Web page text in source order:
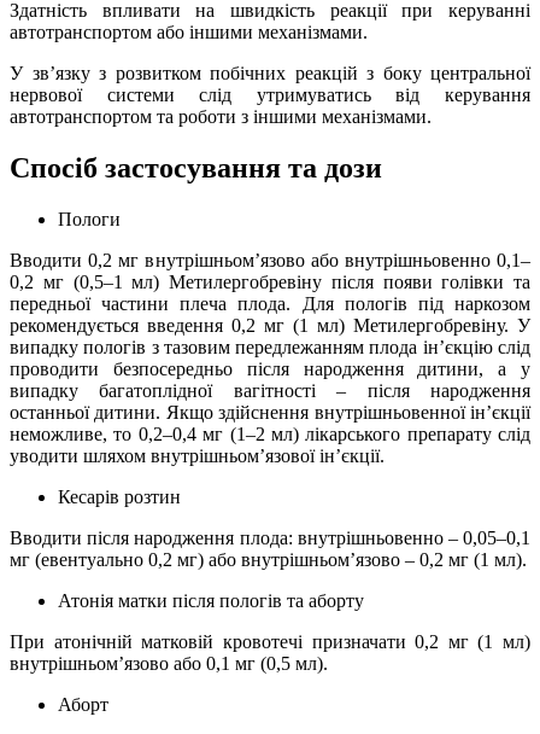
Здатність впливати на швидкість реакції при керуванні
автотранспортом або іншими механізмами.
У зв’язку з розвитком побічних реакцій з боку центральної
нервової системи слід утримуватись від керування
автотранспортом та роботи з іншими механізмами.
Спосіб застосування та дози
Пологи
Вводити 0,2 мг внутрішньом’язово або внутрішньовенно 0,1–
0,2 мг (0,5–1 мл) Метилергобревіну після появи голівки та
передньої частини плеча плода. Для пологів під наркозом
рекомендується введення 0,2 мг (1 мл) Метилергобревіну. У
випадку пологів з тазовим передлежанням плода ін’єкцію слід
проводити безпосередньо після народження дитини, а у
випадку багатоплідної вагітності – після народження
останньої дитини. Якщо здійснення внутрішньовенної ін’єкції
неможливе, то 0,2–0,4 мг (1–2 мл) лікарського препарату слід
уводити шляхом внутрішньом’язової ін’єкції.
Кесарів розтин
Вводити після народження плода: внутрішньовенно – 0,05–0,1
мг (евентуально 0,2 мг) або внутрішньом’язово – 0,2 мг (1 мл).
Атонія матки після пологів та аборту
При атонічній матковій кровотечі призначати 0,2 мг (1 мл)
внутрішньом’язово або 0,1 мг (0,5 мл).
Аборт